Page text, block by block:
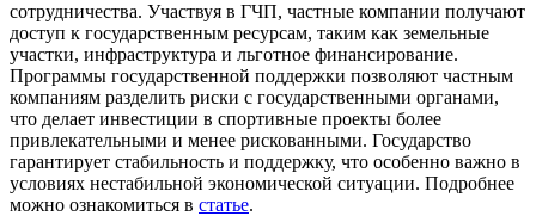
сотрудничества. Участвуя в ГЧП, частные компании получают
доступ к государственным ресурсам, таким как земельные
участки, инфраструктура и льготное финансирование.
Программы государственной поддержки позволяют частным
компаниям разделить риски с государственными органами,
что делает инвестиции в спортивные проекты более
привлекательными и менее рискованными. Государство
гарантирует стабильность и поддержку, что особенно важно в
условиях нестабильной экономической ситуации. Подробнее
можно ознакомиться в статье.